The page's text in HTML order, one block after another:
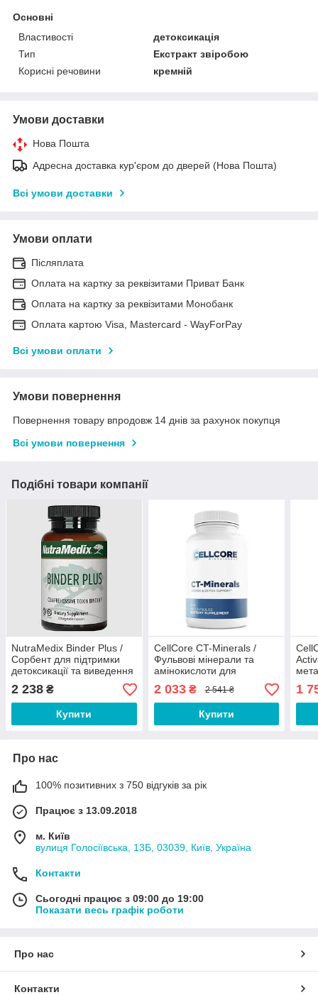
Основні
Властивості
детоксикація
Тип
Екстракт звіробою
Корисні речовини
кремній
Умови доставки
Нова Пошта
Адресна доставка кур'єром до дверей (Нова Пошта)
Всі умови доставки
Умови оплати
Післяплата
Оплата на картку за реквізитами Приват Банк
Оплата на картку за реквізитами Монобанк
Оплата картою Visa, Mastercard - WayForPay
Всі умови оплати
Умови повернення
Повернення товару впродовж 14 днів за рахунок покупця
Всі умови повернення
Подібні товари компанії
NutraMedix Binder Plus /
Сорбент для підтримки
детоксикації та виведення
токсинів 120 капсул
2 238 ₴
Купити
CellCore CT-Minerals /
Фульвові мінерали та
амінокислоти для
підтримки детоксикації 60
капсул Термін 30/11/2026
2 033₴ 2 541 ₴
Купити
мл
1
Про нас
100% позитивних з 750 відгуків за рік
Працює з 13.09.2018
м. Київ
вулиця Голосіївська, 13Б, 03039, Київ, Україна
Контакти
Сьогодні працює з 09:00 до 19:00
Показати весь графік роботи
Про нас
Контакти